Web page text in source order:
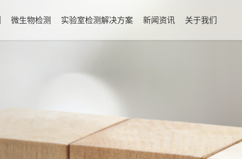
微生物检测 实验室检测解决方案 新闻资讯 关于我们